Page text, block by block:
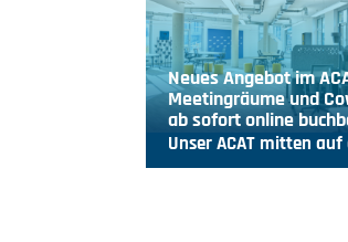
Neues Angebot im
Meetingräume und
ab sofort online
Unser ACAT mitten